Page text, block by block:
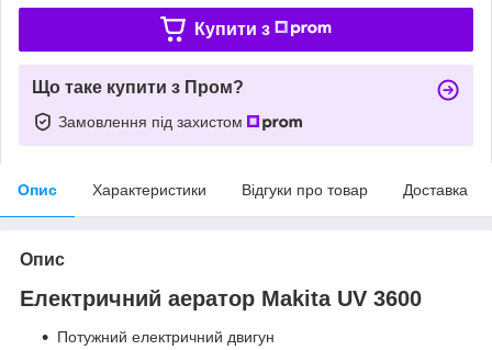
Купити з
Що таке купити з Пром?
Замовлення під захистом
Опис Характеристики Відгуки про товар Доставка
Опис
Електричний аератор Makita UV 3600
Потужний електричний двигун